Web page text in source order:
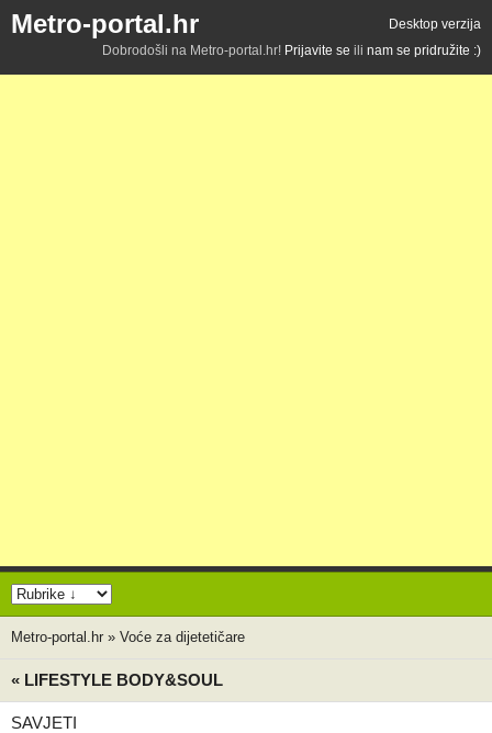
Metro-portal.hr
Desktop verzija
Dobrodošli na Metro-portal.hr! Prijavite se ili nam se pridružite :)
Metro-portal.hr » Voće za dijetetičare
« LIFESTYLE BODY&SOUL
SAVJETI